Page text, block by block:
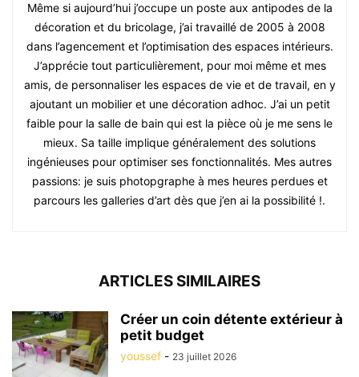
Même si aujourd’hui j’occupe un poste aux antipodes de la
décoration et du bricolage, j’ai travaillé de 2005 à 2008
dans l’agencement et l’optimisation des espaces intérieurs.
J’apprécie tout particulièrement, pour moi même et mes
amis, de personnaliser les espaces de vie et de travail, en y
ajoutant un mobilier et une décoration adhoc. J’ai un petit
faible pour la salle de bain qui est la pièce où je me sens le
mieux. Sa taille implique généralement des solutions
ingénieuses pour optimiser ses fonctionnalités. Mes autres
passions: je suis photopgraphe à mes heures perdues et
parcours les galleries d’art dès que j’en ai la possibilité !.
ARTICLES SIMILAIRES
Créer un coin détente extérieur à
petit budget
youssef - 23 juillet 2026